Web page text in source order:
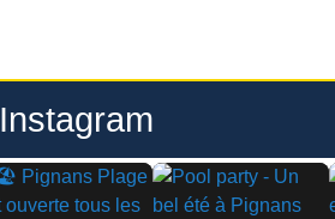
Instagram